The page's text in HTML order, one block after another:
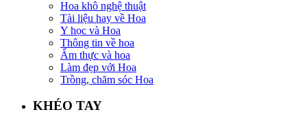
Hoa khô nghệ thuật
Tài liệu hay về Hoa
Y học và Hoa
Thông tin về hoa
Ẩm thực và hoa
Làm đẹp với Hoa
Trồng, chăm sóc Hoa
KHÉO TAY